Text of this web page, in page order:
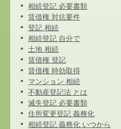
相続登記 必要書類
賃借権 対抗要件
登記 相続
相続登記 自分で
土地 相続
賃借権 登記
賃借権 時効取得
マンション 相続
不動産登記法 とは
滅失登記 必要書類
住所変更登記 義務化
相続登記 義務化 いつから